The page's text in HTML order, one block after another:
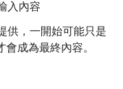
入內容
供，一開始可能只是
成為最終內容。